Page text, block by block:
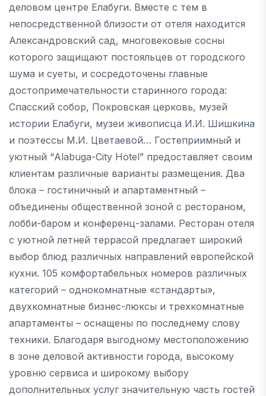
деловом центре Елабуги. Вместе с тем в
непосредственной близости от отеля находится
Александровский сад, многовековые сосны
которого защищают постояльцев от городского
шума и суеты, и сосредоточены главные
достопримечательности старинного города:
Спасский собор, Покровская церковь, музей
истории Елабуги, музеи живописца И.И. Шишкина
и поэтессы М.И. Цветаевой… Гостеприимный и
уютный “Alabuga-City Hotel” предоставляет своим
клиентам различные варианты размещения. Два
блока – гостиничный и апартаментный –
объединены общественной зоной с рестораном,
лобби-баром и конференц-залами. Ресторан отеля
с уютной летней террасой предлагает широкий
выбор блюд различных направлений европейской
кухни. 105 комфортабельных номеров различных
категорий – однокомнатные «стандарты»,
двухкомнатные бизнес-люксы и трехкомнатные
апартаменты – оснащены по последнему слову
техники. Благодаря выгодному местоположению
в зоне деловой активности города, высокому
уровню сервиса и широкому выбору
дополнительных услуг значительную часть гостей